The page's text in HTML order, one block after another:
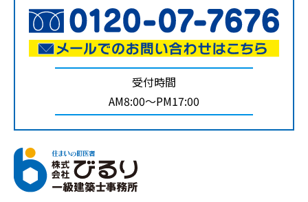
受付時間
AM8:00～PM17:00